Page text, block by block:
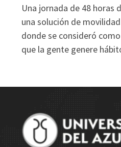
Una jornada de 48 horas
una solución de
donde se consideró
que la gente genere